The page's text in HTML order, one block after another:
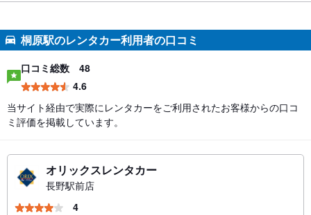
桐原駅のレンタカー利用者の口コミ
口コミ総数
48
4.6
当サイト経由で実際にレンタカーをご利用されたお客様からの口コ
ミ評価を掲載しています。
オリックスレンタカー
長野駅前店
4